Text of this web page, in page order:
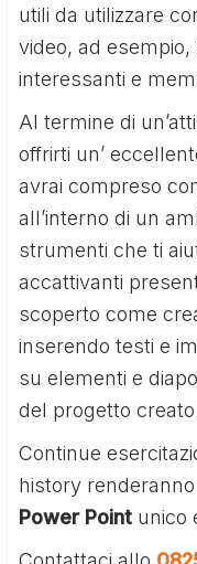
utili da utilizzare
video, ad
interessanti e
Al termine di
offrirti un’
avrai compreso
all’interno di un
strumenti che ti
accattivanti
scoperto come
inserendo testi e
su elementi e
del progetto
Continue
history
Power Point unico